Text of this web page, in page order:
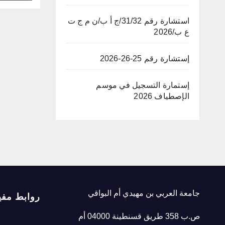
استشارة رقم 31/32/ج أ ب/ن م ج ت
ع ب/2026
إستشارة رقم 25-26-2026
إستمارة التسجيل في موسم
الإصطياف 2026
جامعة العربي بن مهيدي أم البواقي
ص.ب 358 طريق قسنطينة 04000 أم
روابط